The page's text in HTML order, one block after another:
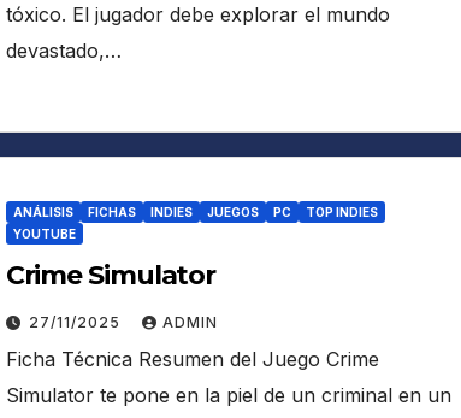
tóxico. El jugador debe explorar el mundo
devastado,…
ANÁLISIS FICHAS INDIES JUEGOS PC
TOP INDIES
YOUTUBE
Crime Simulator
27/11/2025 ADMIN
Ficha Técnica Resumen del Juego Crime
Simulator te pone en la piel de un criminal en un